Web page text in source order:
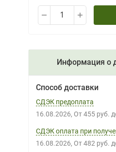
Информация о
Способ доставки
СДЭК предоплата
16.08.2026 От 455 руб.
СДЭК оплата при
16.08.2026 От 482 руб.